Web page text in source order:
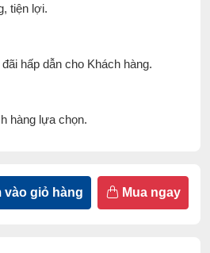
tiện lợi.
hấp dẫn cho Khách hàng.
hàng lựa chọn.
vào giỏ hàng Mua ngay